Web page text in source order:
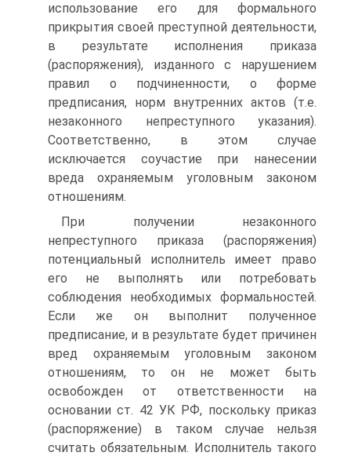
использование его для формального
прикрытия своей преступной деятельности,
в результате исполнения приказа
(распоряжения), изданного с нарушением
правил о подчиненности, о форме
предписания, норм внутренних актов (т.е.
незаконного непреступного указания).
Соответственно, в этом случае
исключается соучастие при нанесении
вреда охраняемым уголовным законом
отношениям.
При получении незаконного
непреступного приказа (распоряжения)
потенциальный исполнитель имеет право
его не выполнять или потребовать
соблюдения необходимых формальностей.
Если же он выполнит полученное
предписание, и в результате будет причинен
вред охраняемым уголовным законом
отношениям, то он не может быть
освобожден от ответственности на
основании ст. 42 УК РФ, поскольку приказ
(распоряжение) в таком случае нельзя
считать обязательным. Исполнитель такого